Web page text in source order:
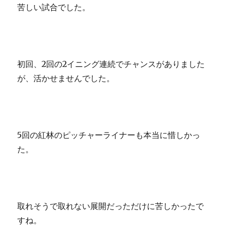
苦しい試合でした。
初回、2回の2イニング連続でチャンスがありました
が、活かせませんでした。
5回の紅林のピッチャーライナーも本当に惜しかっ
た。
取れそうで取れない展開だっただけに苦しかったで
すね。